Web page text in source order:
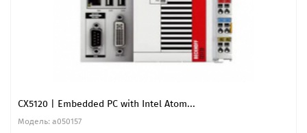
CX5120 | Embedded PC with Intel Atom...
Модель: a050157